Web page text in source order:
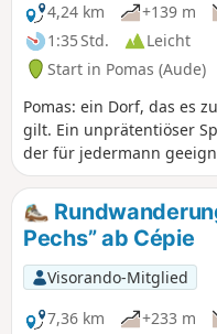
4,24 km
+139 m
1:35 Std.
Leicht
Start in Pomas (Aude)
Pomas: ein Dorf, das es
gilt. Ein unprätentiöser
der für jedermann
schöne Landschaften
Pechs” ab Cépie
Visorando-Mitglied
7,36 km
+233 m